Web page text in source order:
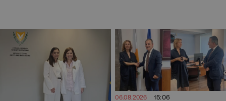
06.08.2026 15:06